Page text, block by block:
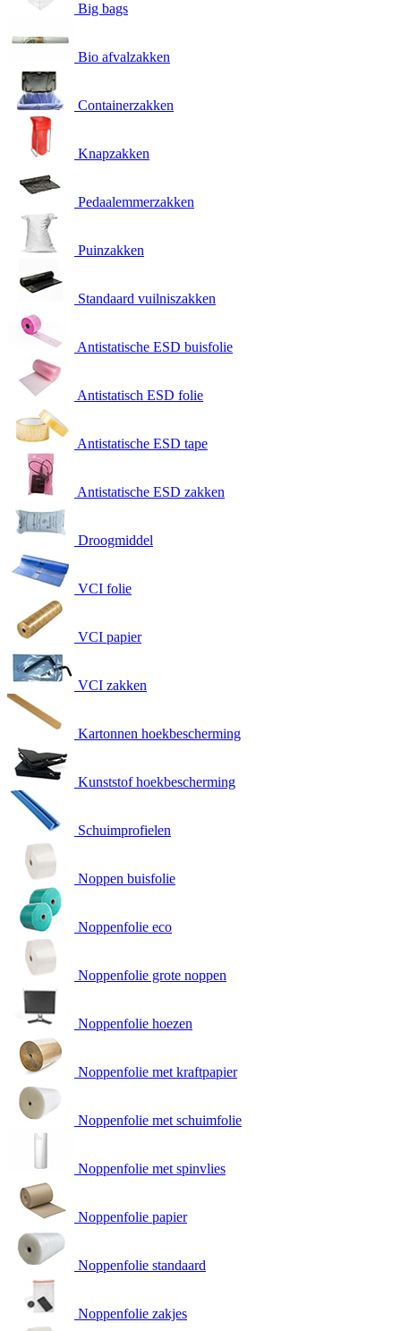
Big bags
Bio afvalzakken
Containerzakken
Knapzakken
Pedaalemmerzakken
Puinzakken
Standaard vuilniszakken
Antistatische ESD buisfolie
Antistatisch ESD folie
Antistatische ESD tape
Antistatische ESD zakken
Droogmiddel
VCI folie
VCI papier
VCI zakken
Kartonnen hoekbescherming
Kunststof hoekbescherming
Schuimprofielen
Noppen buisfolie
Noppenfolie eco
Noppenfolie grote noppen
Noppenfolie hoezen
Noppenfolie met kraftpapier
Noppenfolie met schuimfolie
Noppenfolie met spinvlies
Noppenfolie papier
Noppenfolie standaard
Noppenfolie zakjes